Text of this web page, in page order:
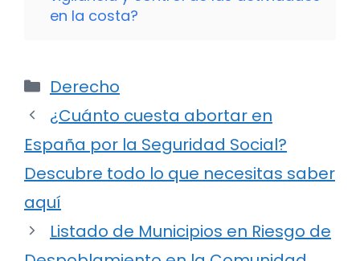
en la costa?
Categorías
Derecho
¿Cuánto cuesta abortar en
España por la Seguridad Social?
Descubre todo lo que necesitas saber
aquí
Listado de Municipios en Riesgo de